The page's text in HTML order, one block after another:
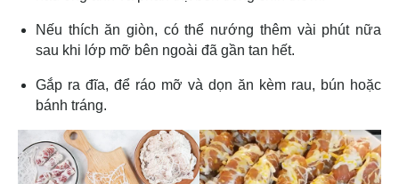
Nếu thích ăn giòn, có thể nướng thêm vài phút nữa
sau khi lớp mỡ bên ngoài đã gần tan hết.
Gắp ra đĩa, để ráo mỡ và dọn ăn kèm rau, bún hoặc
bánh tráng.